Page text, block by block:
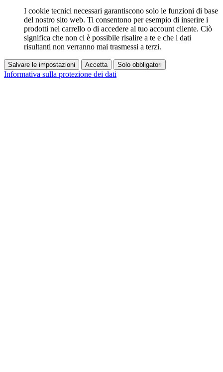
I cookie tecnici necessari garantiscono solo le funzioni di base
del nostro sito web. Ti consentono per esempio di inserire i
prodotti nel carrello o di accedere al tuo account cliente. Ciò
significa che non ci è possibile risalire a te e che i dati
risultanti non verranno mai trasmessi a terzi.
Salvare le impostazioni Accetta Solo obbligatori
Informativa sulla protezione dei dati